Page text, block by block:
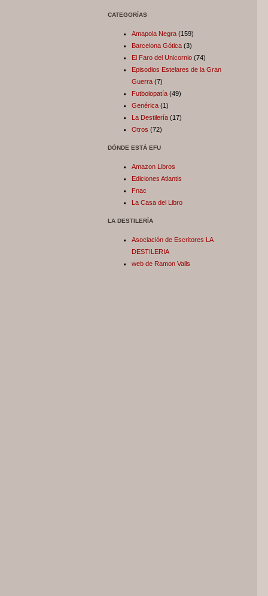
CATEGORÍAS
Amapola Negra (159)
Barcelona Gótica (3)
El Faro del Unicornio (74)
Episodios Estelares de la Gran
Guerra (7)
Futbolopatía (49)
Genérica (1)
La Destilería (17)
Otros (72)
DÓNDE ESTÁ EFU
Amazon Libros
Ediciones Atlantis
Fnac
La Casa del Libro
LA DESTILERÍA
Asociación de Escritores LA
DESTILERIA
web de Ramon Valls